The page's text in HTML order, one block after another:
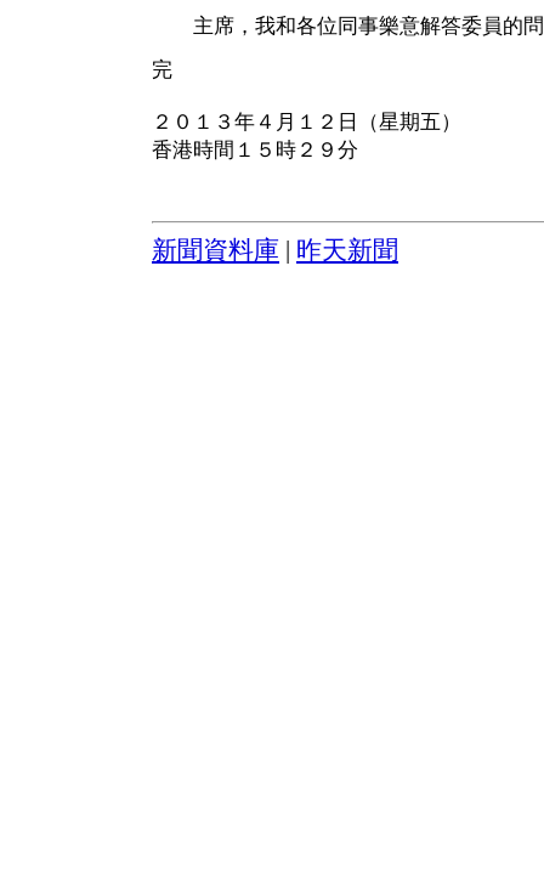
主席，我和各位同事樂意解答委員的
完
２０１３年４月１２日（星期五）
香港時間１５時２９分
新聞資料庫 昨天新聞